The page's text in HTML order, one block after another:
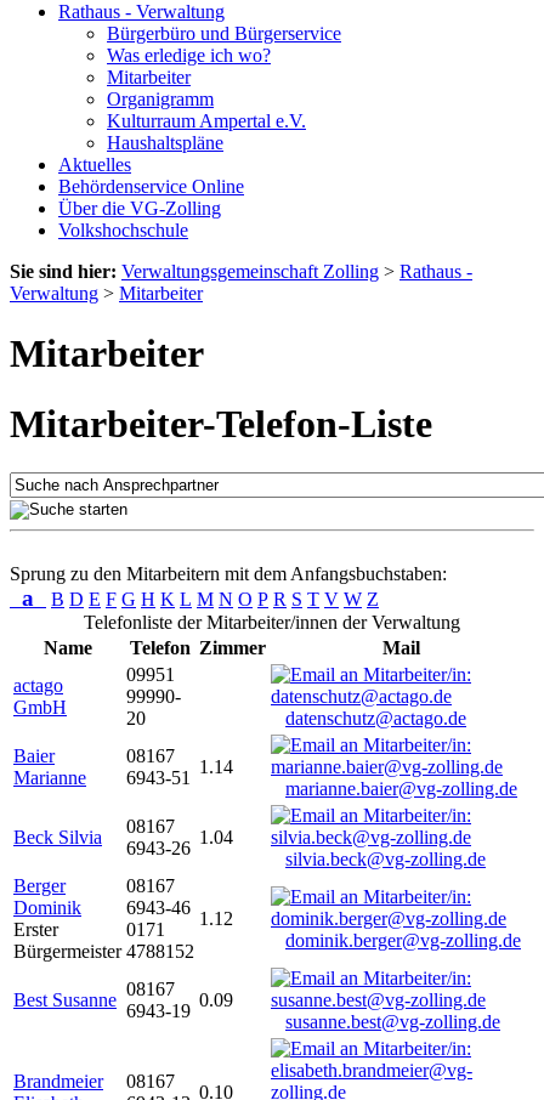
Rathaus - Verwaltung
Bürgerbüro und Bürgerservice
Was erledige ich wo?
Mitarbeiter
Organigramm
Kulturraum Ampertal e.V.
Haushaltspläne
Aktuelles
Behördenservice Online
Über die VG-Zolling
Volkshochschule
Sie sind hier: Verwaltungsgemeinschaft Zolling > Rathaus -
Verwaltung > Mitarbeiter
Mitarbeiter
Mitarbeiter-Telefon-Liste
Sprung zu den Mitarbeitern mit dem Anfangsbuchstaben:
a B D E F G H K L M N O P R S T V W Z
Telefonliste der Mitarbeiter/innen der Verwaltung
Name
Telefon Zimmer
Mail
actago
GmbH
09951
99990-
20
datenschutz@actago.de
Baier
Marianne
08167
6943-51
1.14
marianne.baier@vg-zolling.de
Beck Silvia
08167
6943-26
1.04
silvia.beck@vg-zolling.de
Berger
Dominik
Erster
Bürgermeister
08167
6943-46
0171
4788152
1.12
dominik.berger@vg-zolling.de
Best Susanne
08167
6943-19
0.09
susanne.best@vg-zolling.de
Brandmeier
08167
0.10